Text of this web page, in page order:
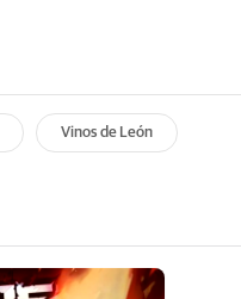
Vinos de León